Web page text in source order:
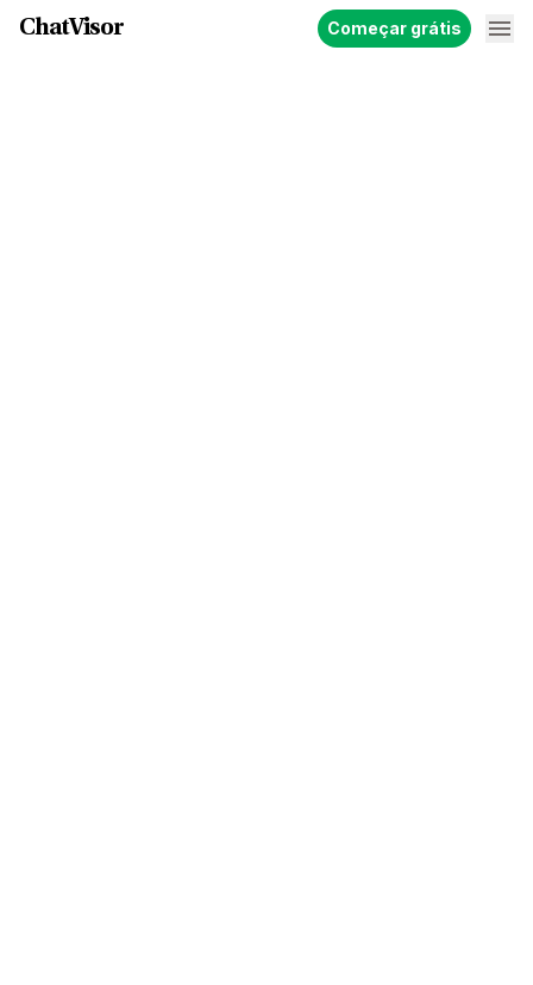
ChatVisor Começar grátis